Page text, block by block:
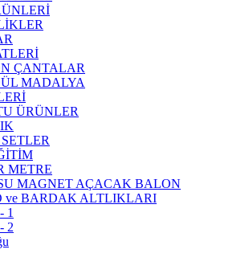
ÇANTALAR
MADALYA
ÜRÜNLER
METRE
MAGNET AÇACAK BALON
ve BARDAK ALTLIKLARI
1
2